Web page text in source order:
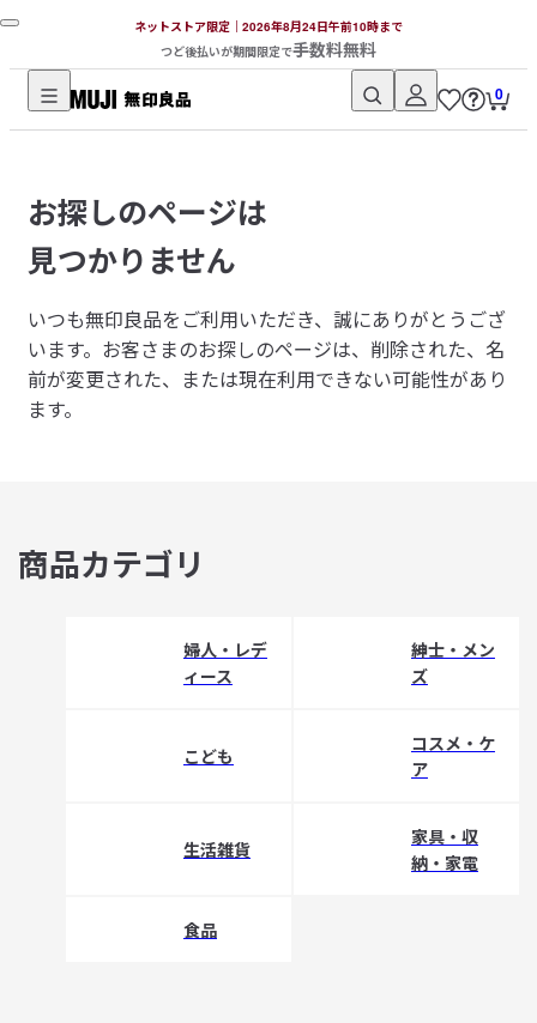
ネットストア限定｜2026年8月24日午前10時まで
つど後払いが期間限定で手数料無料
無
品
ネ
ッ
ト
ス
ト
ア
0
お探しのページは
見つかりません
いつも無印良品をご利用いただき、誠にありがとうござ
います。 お客さまのお探しのページは、削除された、名
前が変更された、または現在利用できない可能性があり
ます。
商品カテゴリ
婦人・レデ
ィース
紳士・メン
ズ
こども
コスメ・ケ
ア
生活雑貨
家具・収
納・家電
食品